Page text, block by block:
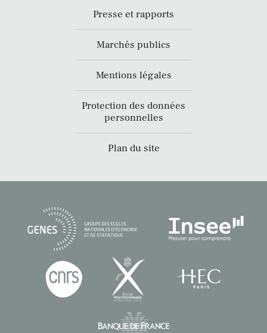
Presse et rapports
Marchés publics
Mentions légales
Protection des données
personnelles
Plan du site